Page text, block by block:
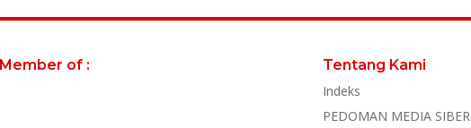
Member of :
Tentang Kami
Indeks
PEDOMAN MEDIA SIBER